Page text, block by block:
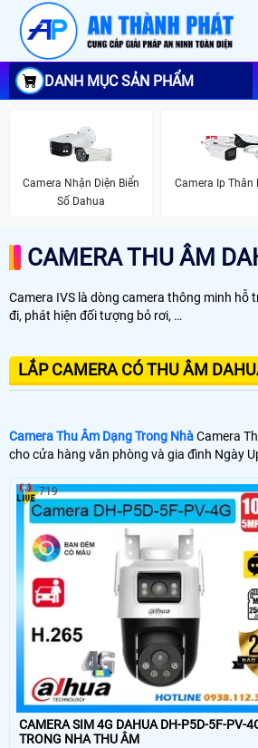
DANH MỤC SẢN PHẨM
Camera Nhận Diện Biển
Số Dahua
Camera Ip Thân
CAMERA THU ÂM
Camera IVS là dòng camera thông minh
đi, phát hiện đối tượng bỏ rơi, …
LẮP CAMERA CÓ THU ÂM
Camera Thu Âm Dạng Trong NhàCamera
cho cửa hàng văn phòng và gia đình Ngày
CAMERA SIM 4G DAHUA DH-P5D-5F-PV-
TRONG NHA THU ÂM
719